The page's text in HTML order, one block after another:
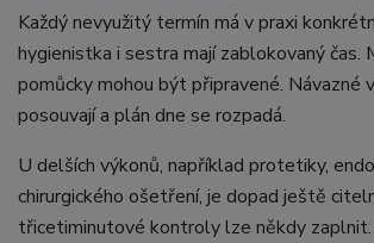
Každý nevyužitý termín má v praxi
hygienistka i sestra mají zablokovaný čas.
pomůcky mohou být připravené. Návazné
posouvají a plán dne se rozpadá.
U delších výkonů, například protetiky,
chirurgického ošetření, je dopad ještě
třicetiminutové kontroly lze někdy